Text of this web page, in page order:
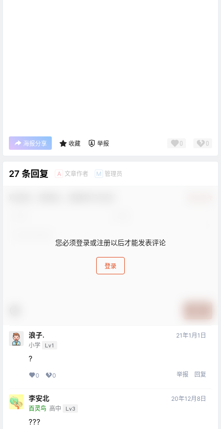
海报分享 收藏 举报 0 0
27 条回复 A 文章作者 M 管理员
您必须登录或注册以后才能发表评论
登录
浪子.
小学 Lv1
21年1月1日
?
0 0 举报 回复
李安北
百灵鸟 高中 Lv3
20年12月8日
???